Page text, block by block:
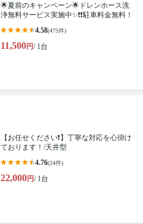
🌟夏前のキャンペーン🌟ドレンホース洗
浄無料サービス実施中✨❗️❗️駐車料金無料！
4.58(475件)
11,500円/ 1台
【お任せください❗️】丁寧な対応を心掛け
ております！/天井型
4.76(24件)
22,000円/ 1台